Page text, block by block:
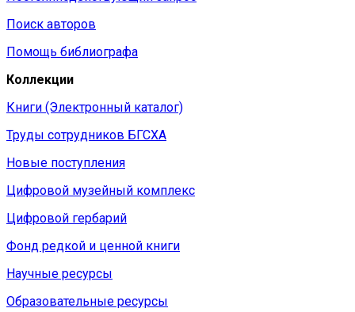
Поиск авторов
Помощь библиографа
Коллекции
Книги (Электронный каталог)
Труды сотрудников БГСХА
Новые поступления
Цифровой музейный комплекс
Цифровой гербарий
Фонд редкой и ценной книги
Научные ресурсы
Образовательные ресурсы